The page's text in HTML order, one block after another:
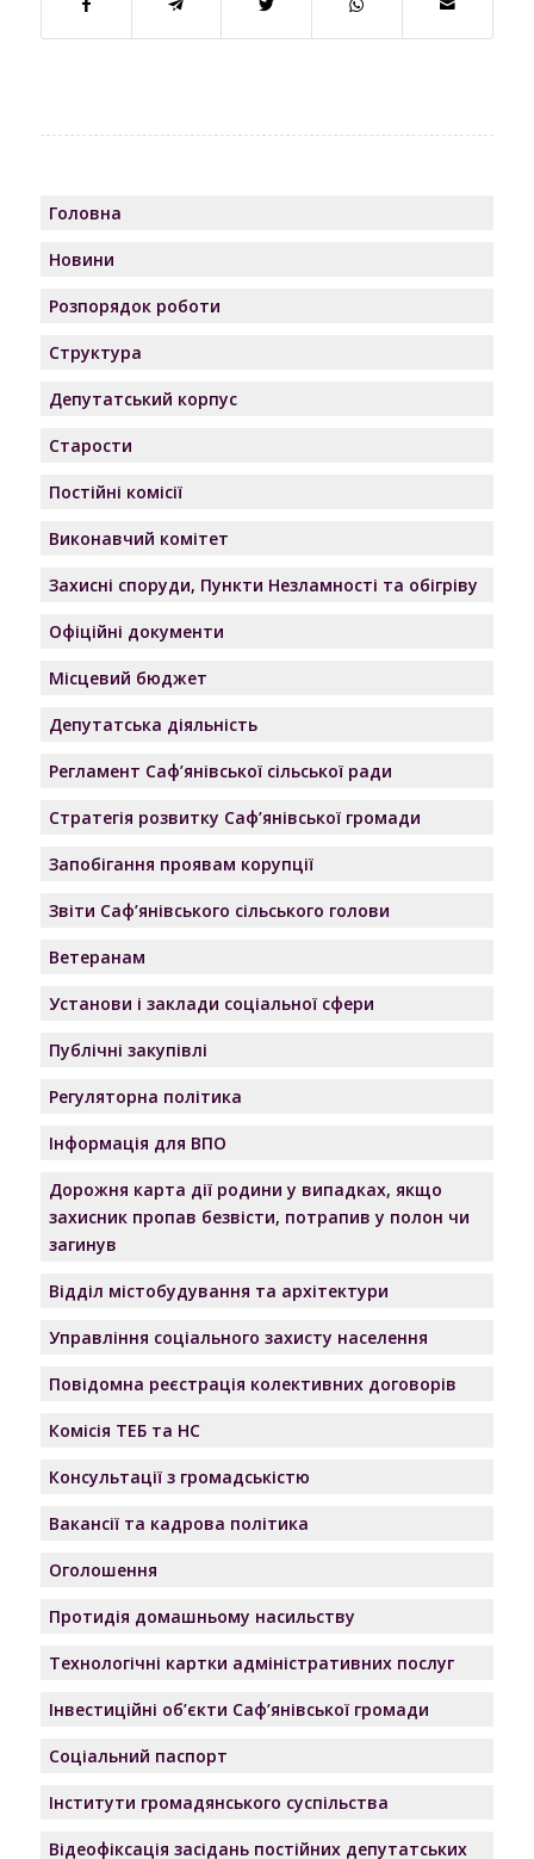
Головна
Новини
Розпорядок роботи
Структура
Депутатський корпус
Старости
Постійні комісії
Виконавчий комітет
Захисні споруди, Пункти Незламності та обігріву
Офіційні документи
Місцевий бюджет
Депутатська діяльність
Регламент Саф’янівської сільської ради
Стратегія розвитку Саф’янівської громади
Запобігання проявам корупції
Звіти Саф’янівського сільського голови
Ветеранам
Установи і заклади соціальної сфери
Публічні закупівлі
Регуляторна політика
Інформація для ВПО
Дорожня карта дії родини у випадках, якщо
захисник пропав безвісти, потрапив у полон чи
загинув
Відділ містобудування та архітектури
Управління соціального захисту населення
Повідомна реєстрація колективних договорів
Комісія ТЕБ та НС
Консультації з громадськістю
Вакансії та кадрова політика
Оголошення
Протидія домашньому насильству
Технологічні картки адміністративних послуг
Інвестиційні об’єкти Саф’янівської громади
Соціальний паспорт
Інститути громадянського суспільства
Відеофіксація засідань постійних депутатських